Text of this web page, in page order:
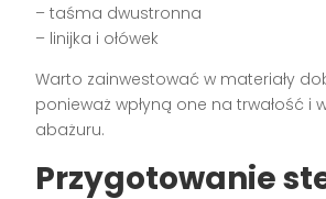
– taśma dwustronna
– linijka i ołówek
Warto zainwestować w materiały
ponieważ wpłyną one na trwałość i
abażuru.
Przygotowanie